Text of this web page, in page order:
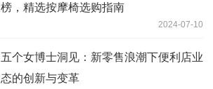
榜，精选按摩椅选购指南
2024-07-10
五个女博士洞见：新零售浪潮下便利店业
态的创新与变革